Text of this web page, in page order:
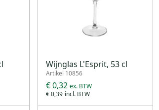
Wijnglas L'Esprit, 53 cl
Artikel 10856
€ 0,39
€ 0,32